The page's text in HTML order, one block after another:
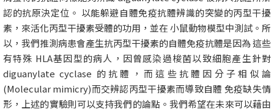
認的抗原決定位。 以能躲避自體免疫抗體辨識的突變的丙型干擾
素，來活化丙型干擾素受體的功用，並在 小鼠動物模型中測試。所
以，我們推測病患會產生抗丙型干擾素的自體免疫抗體是因為 這些
有特殊 HLA基因型的病人，因曾感染過梭菌以致細胞產生針對
diguanylate cyclase 的抗體，而這些抗體因分子相似論
(Molecular mimicry)而交辨認丙型干擾素而導致自體 免疫缺失情
形，上述的實驗則可以支持我們的論點。我們希望在未來可以藉由